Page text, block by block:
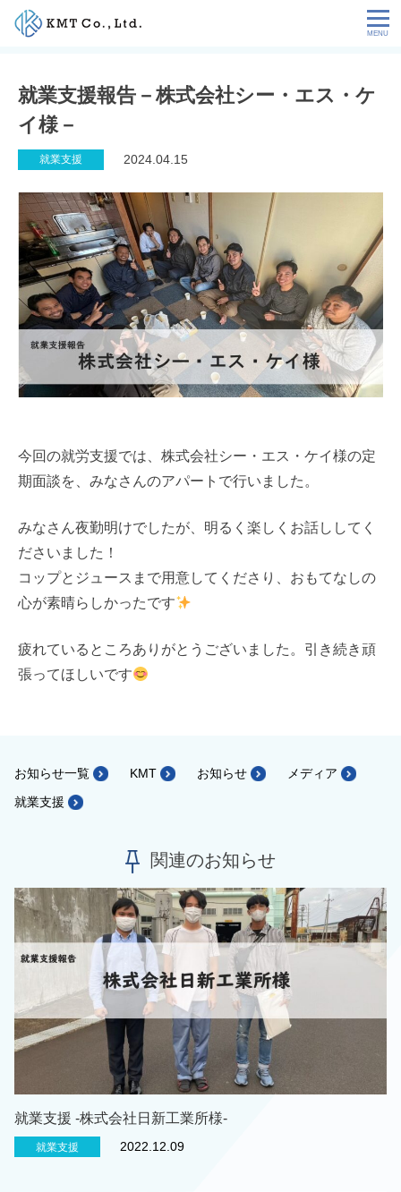
Skip
NEWS
サービス
お客様の声
特定技能コラム
採用情報
お問い合わせ
就業支援報告－株式会社シー・エス・ケ
イ様－
就業支援 2024.04.15
今回の就労支援では、株式会社シー・エス・ケイ様の定
期面談を、みなさんのアパートで行いました。
みなさん夜勤明けでしたが、明るく楽しくお話ししてく
ださいました！
コップとジュースまで用意してくださり、おもてなしの
心が素晴らしかったです
疲れているところありがとうございました。引き続き頑
張ってほしいです
お知らせ一覧 KMT お知らせ
メディア
就業支援
関連のお知らせ
就業支援 -株式会社日新工業所様-
就業支援 2022.12.09